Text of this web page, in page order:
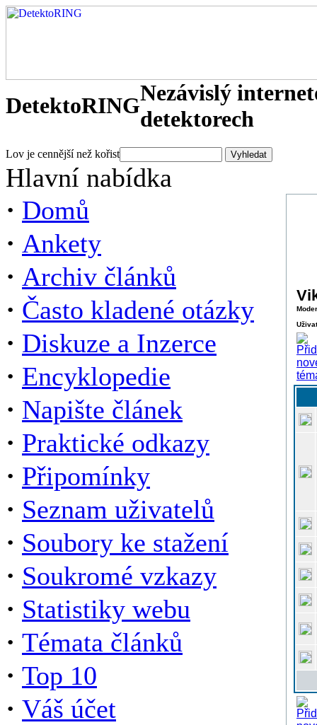
DetektoRINGNezávislý
detektorech
Lov je cennější než kořist
Hlavní nabídka
· Domů
· Ankety
· Archiv článků
· Často kladené otázky
· Diskuze a Inzerce
· Encyklopedie
· Napište článek
· Praktické odkazy
· Připomínky
· Seznam uživatelů
· Soubory ke stažení
· Soukromé vzkazy
· Statistiky webu
· Témata článků
· Top 10
· Váš účet